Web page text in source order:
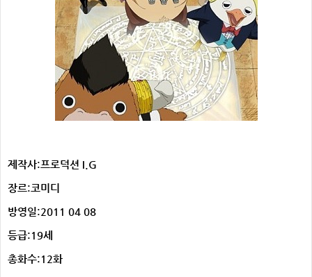
제작사:프로덕션 I.G
장르:코미디
방영일:2011 04 08
등급:19세
총화수:12화